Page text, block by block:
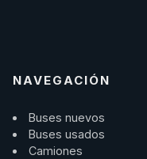
NAVEGACIÓN
Buses nuevos
Buses usados
Camiones